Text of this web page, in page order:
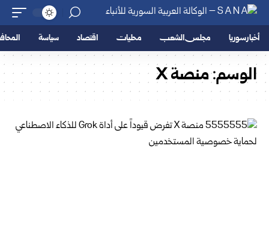
أخبار سوريا مجلس الشعب محليات اقتصاد سياسة
الوسم:منصة X